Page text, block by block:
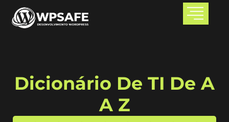
Dicionário De TI De A
A Z